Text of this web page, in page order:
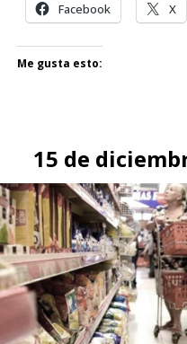
Facebook X
Me gusta esto:
15 de